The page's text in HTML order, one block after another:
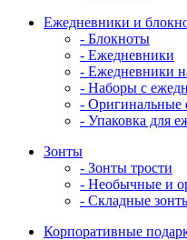
Ежедневники и
- Блокноты
- Ежедневники
- Ежедневники
- Наборы с
- Оригинальные
- Упаковка для
Зонты
- Зонты трости
- Необычные и
- Складные
Корпоративные